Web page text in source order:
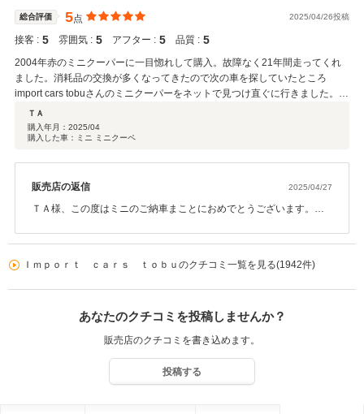
総合評価 5点 2025/04/26投稿
接客 : 5 雰囲気 : 5 アフター : 5 品質 : 5
2004年赤のミニクーパーに一目惚れして購入。故障なく21年間走ってくれ
ました。消耗品の交換が多くなってきたので次の車を探していたところ
import cars tobuさんのミニクーパーをネットで見つけ直ぐに行きました。担
当の松下さんは誠実・親切で信頼できると感じました。 ミニクーパーもとて
も気に入り直ぐに購入を決めました。松下さんの人柄で契約から納車までス
ムーズに取引きができ感謝しています。 今後とも宜しくお願いします。
ＴＡ
購入年月： 2025/04
購入した車：ミニ ミニクーペ
販売店の返信 2025/04/27
ＴＡ様、この度はミニのご納車まことにおめでとうございます。ま
せて頂きますので末永いお付き合い宜しくお願いいたします。
Ｉｍｐｏｒｔ ｃａｒｓ ｔｏｂｕのクチコミ一覧を見る(1942件)
あなたのクチコミを投稿しませんか？
販売店のクチコミを書き込めます。
投稿する